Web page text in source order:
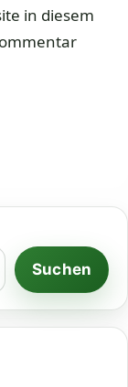
in diesem
Suchen